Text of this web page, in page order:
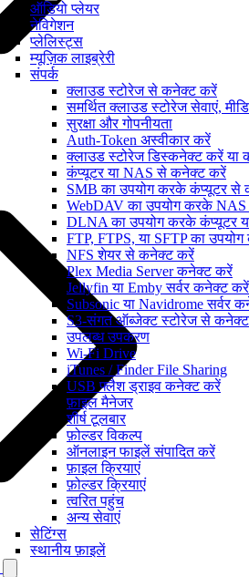
ऑडियो प्लेयर
नेविगेशन
प्लेलिस्ट्स
म्यूज़िक लाइब्रेरी
संपर्क
क्लाउड स्टोरेज से कनेक्ट करें
समर्थित क्लाउड स्टोरेज सेवाएं,
सुरक्षा और गोपनीयता
Auth-Token अस्वीकार करें
क्लाउड स्टोरेज डिस्कनेक्ट करें या
कंप्यूटर या NAS से कनेक्ट करें
SMB का उपयोग करके कंप्यूटर से
WebDAV का उपयोग करके
DLNA का उपयोग करके कंप्यूटर
FTP, FTPS, या SFTP का
NFS शेयर से कनेक्ट करें
Plex Media Server कनेक्ट करें
Jellyfin या Emby सर्वर कनेक्ट करें
Subsonic या Navidrome सर्वर
S3-संगत ऑब्जेक्ट स्टोरेज से
उपलब्ध उपकरण
Wi-Fi Drive
iTunes / Finder File Sharing
USB फ्लैश ड्राइव कनेक्ट करें
फ़ाइल मैनेजर
शीर्ष टूलबार
फ़ोल्डर विकल्प
ऑनलाइन फाइलें संपादित करें
फ़ाइल क्रियाएं
फ़ोल्डर क्रियाएं
त्वरित पहुंच
अन्य सेवाएं
सेटिंग्स
स्थानीय फ़ाइलें